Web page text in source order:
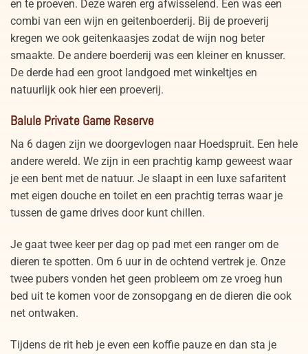
en te proeven. Deze waren erg afwisselend. Een was een
combi van een wijn en geitenboerderij. Bij de proeverij
kregen we ook geitenkaasjes zodat de wijn nog beter
smaakte. De andere boerderij was een kleiner en knusser.
De derde had een groot landgoed met winkeltjes en
natuurlijk ook hier een proeverij.
Balule Private Game Reserve
Na 6 dagen zijn we doorgevlogen naar Hoedspruit. Een hele
andere wereld. We zijn in een prachtig kamp geweest waar
je een bent met de natuur. Je slaapt in een luxe safaritent
met eigen douche en toilet en een prachtig terras waar je
tussen de game drives door kunt chillen.
Je gaat twee keer per dag op pad met een ranger om de
dieren te spotten. Om 6 uur in de ochtend vertrek je. Onze
twee pubers vonden het geen probleem om ze vroeg hun
bed uit te komen voor de zonsopgang en de dieren die ook
net ontwaken.
Tijdens de rit heb je even een koffie pauze en dan sta je